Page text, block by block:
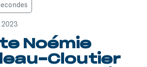
Noémie
Cloutier